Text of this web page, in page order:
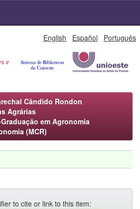
English Español Português
Cândido Rondon
Agrárias
em Agronomia
(MCR)
to cite or link to this item: